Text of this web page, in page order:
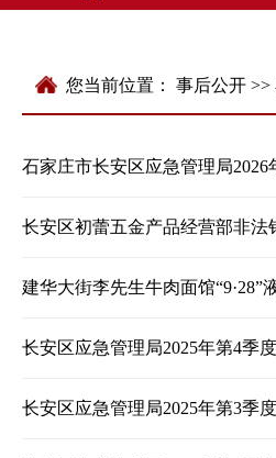
您当前位置： 事后公开 >>
石家庄市长安区应急管理局
长安区初蕾五金产品经营部非法
建华大街李先生牛肉面馆“9·28”
长安区应急管理局2025年第4季
长安区应急管理局2025年第3季